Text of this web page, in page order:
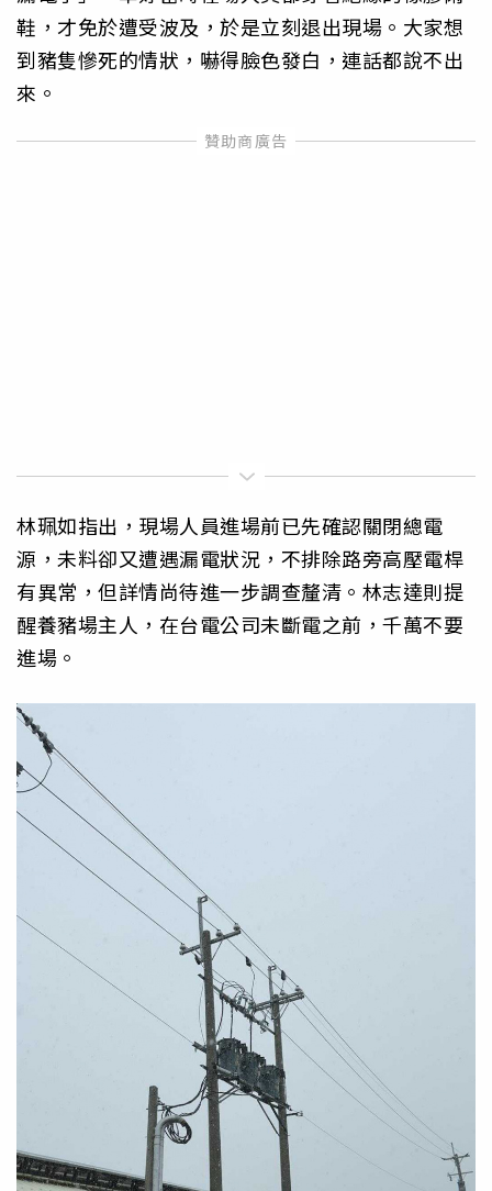
鞋，才免於遭受波及，於是立刻退出現場。大家想
到豬隻慘死的情狀，嚇得臉色發白，連話都說不出
來。
林珮如指出，現場人員進場前已先確認關閉總電
源，未料卻又遭遇漏電狀況，不排除路旁高壓電桿
有異常，但詳情尚待進一步調查釐清。林志達則提
醒養豬場主人，在台電公司未斷電之前，千萬不要
進場。